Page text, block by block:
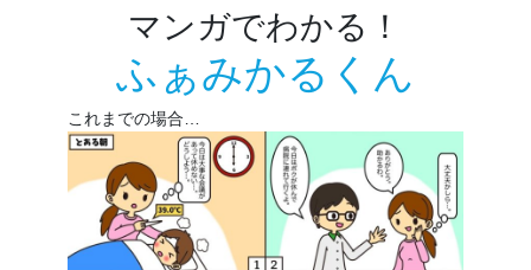
マンガでわかる！
ふぁみかるくん
これまでの場合…